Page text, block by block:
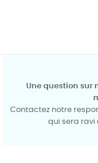
Une question sur
Contactez notre
qui sera ravi